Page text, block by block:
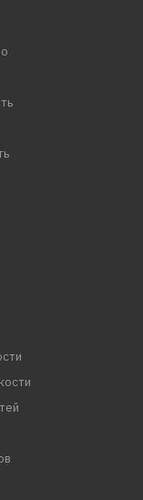
и очень
в
старой
нагрузках
условиях
ГОСТ